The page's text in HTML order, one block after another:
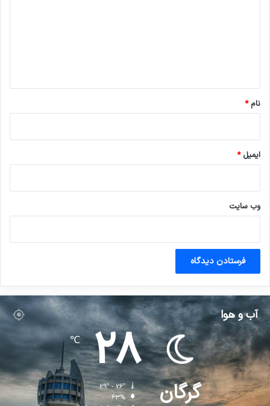
نام*
ایمیل*
وب‌ سایت
آب و هوا
گرگان
28
℃
29º - 26º
63%